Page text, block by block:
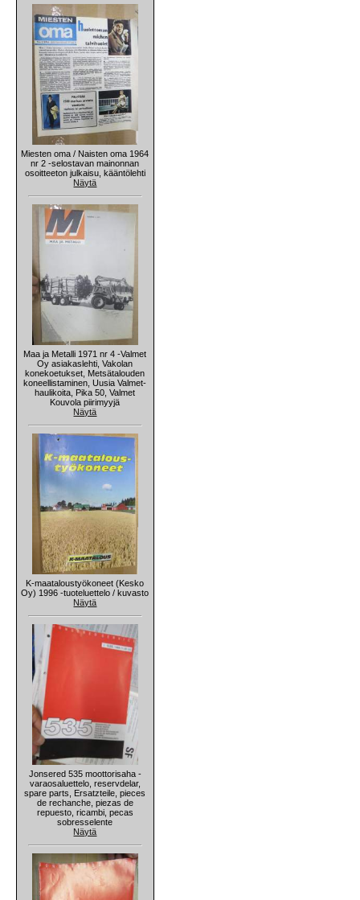
Miesten oma / Naisten oma 1964
nr 2 -selostavan mainonnan
osoitteeton julkaisu, kääntölehti
Näytä
Maa ja Metalli 1971 nr 4 -Valmet
Oy asiakaslehti, Vakolan
konekoetukset, Metsätalouden
koneellistaminen, Uusia Valmet-
haulikoita, Pika 50, Valmet
Kouvola piirimyyjä
Näytä
K-maataloustyökoneet (Kesko
Oy) 1996 -tuoteluettelo / kuvasto
Näytä
Jonsered 535 moottorisaha -
varaosaluettelo, reservdelar,
spare parts, Ersatzteile, pieces
de rechanche, piezas de
repuesto, ricambi, pecas
sobresselente
Näytä